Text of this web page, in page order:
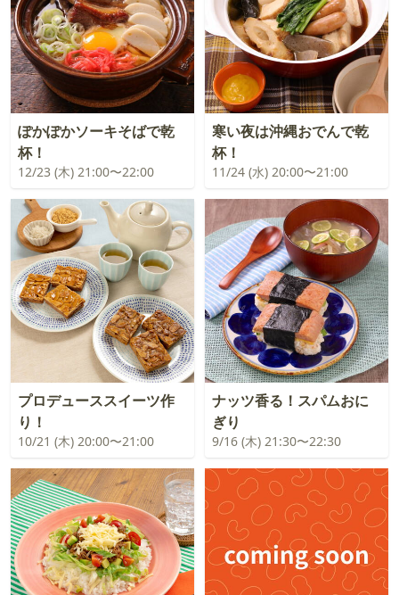
ぽかぽかソーキそばで乾
杯！
12/23 (木) 21:00〜22:00
寒い夜は沖縄おでんで乾
杯！
11/24 (水) 20:00〜21:00
プロデューススイーツ作
り！
10/21 (木) 20:00〜21:00
ナッツ香る！スパムおに
ぎり
9/16 (木) 21:30〜22:30